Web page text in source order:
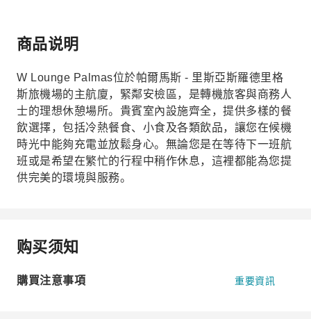
商品说明
W Lounge Palmas位於帕爾馬斯 - 里斯亞斯羅德里格
斯旅機場的主航廈，緊鄰安檢區，是轉機旅客與商務人
士的理想休憩場所。貴賓室內設施齊全，提供多樣的餐
飲選擇，包括冷熱餐食、小食及各類飲品，讓您在候機
時光中能夠充電並放鬆身心。無論您是在等待下一班航
班或是希望在繁忙的行程中稍作休息，這裡都能為您提
供完美的環境與服務。
购买须知
購買注意事項 重要資訊